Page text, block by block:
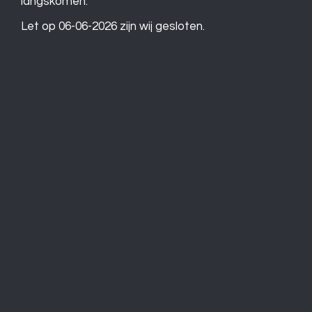
Let op 06-06-2026 zijn wij gesloten.